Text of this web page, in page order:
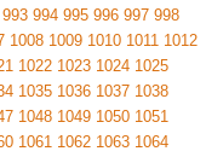
993 994 995 996 997 998
1008 1009 1010 1011 1012
1022 1023 1024 1025
1035 1036 1037 1038
1048 1049 1050 1051
1061 1062 1063 1064